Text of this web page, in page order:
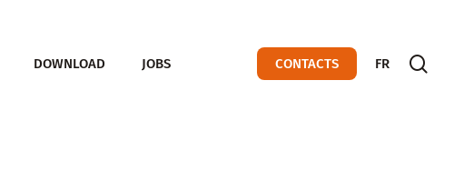
DOWNLOAD JOBS CONTACTS FR